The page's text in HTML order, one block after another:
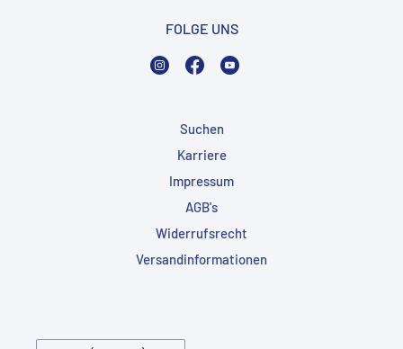
FOLGE UNS
InstagramFacebook
Suchen
Karriere
Impressum
AGB's
Widerrufsrecht
Versandinformationen